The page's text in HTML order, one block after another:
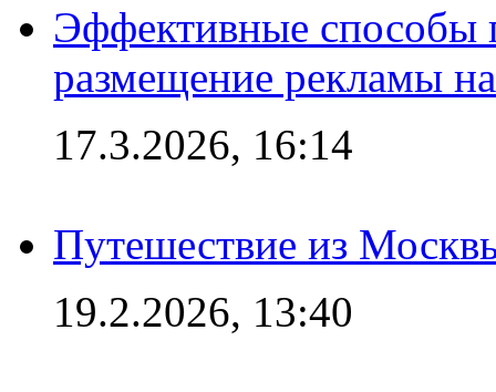
Эффективные способы
размещение рекламы
17.3.2026, 16:14
Путешествие из
19.2.2026, 13:40